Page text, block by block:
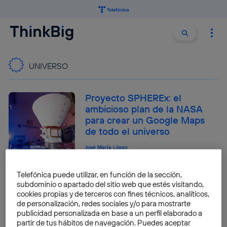
Buscar
UNIVERSO
Proyecto SPHEREx: el
ambicioso plan de la NASA
para crear un Google Maps
de todo el universo
José María López
¿Cómo es la estrella más
rápida de la Vía Láctea?
Fran Castillo
Telefónica puede utilizar, en función de la sección,
subdominio o apartado del sitio web que estés visitando,
cookies propias y de terceros con fines técnicos, analíticos,
de personalización, redes sociales y/o para mostrarte
publicidad personalizada en base a un perfil elaborado a
partir de tus hábitos de navegación. Puedes aceptar